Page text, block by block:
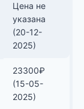
Цена не
указана
(20-12-
2025)
23300₽
(15-05-
2025)